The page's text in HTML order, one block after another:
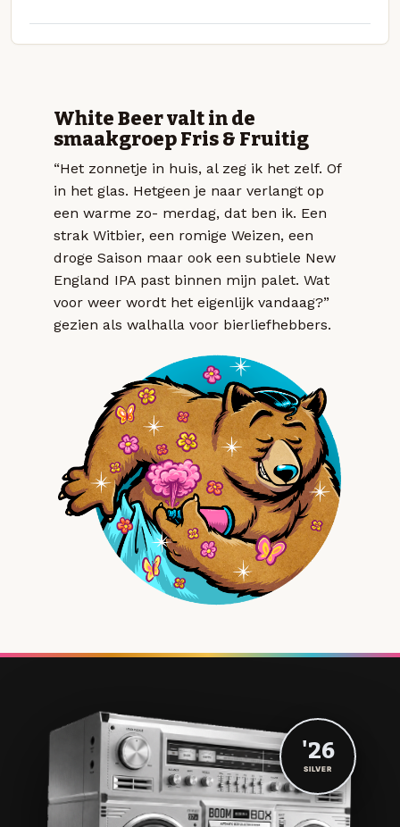
White Beer valt in de
smaakgroep Fris & Fruitig
“Het zonnetje in huis, al zeg ik het zelf. Of
in het glas. Hetgeen je naar verlangt op
een warme zo- merdag, dat ben ik. Een
strak Witbier, een romige Weizen, een
droge Saison maar ook een subtiele New
England IPA past binnen mijn palet. Wat
voor weer wordt het eigenlijk vandaag?”
gezien als walhalla voor bierliefhebbers.
'26
SILVER